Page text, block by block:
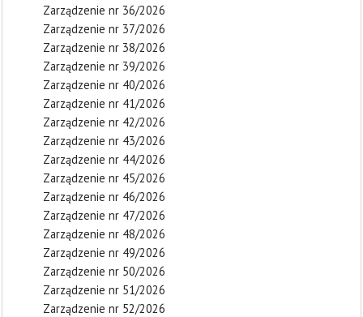
Zarządzenie nr 36/2026
Zarządzenie nr 37/2026
Zarządzenie nr 38/2026
Zarządzenie nr 39/2026
Zarządzenie nr 40/2026
Zarządzenie nr 41/2026
Zarządzenie nr 42/2026
Zarządzenie nr 43/2026
Zarządzenie nr 44/2026
Zarządzenie nr 45/2026
Zarządzenie nr 46/2026
Zarządzenie nr 47/2026
Zarządzenie nr 48/2026
Zarządzenie nr 49/2026
Zarządzenie nr 50/2026
Zarządzenie nr 51/2026
Zarządzenie nr 52/2026